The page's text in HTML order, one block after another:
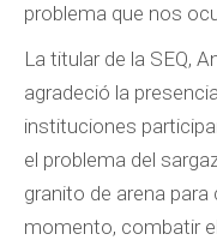
problema que nos
La titular de la SEQ,
agradeció la
instituciones
el problema del
granito de arena
momento, combatir